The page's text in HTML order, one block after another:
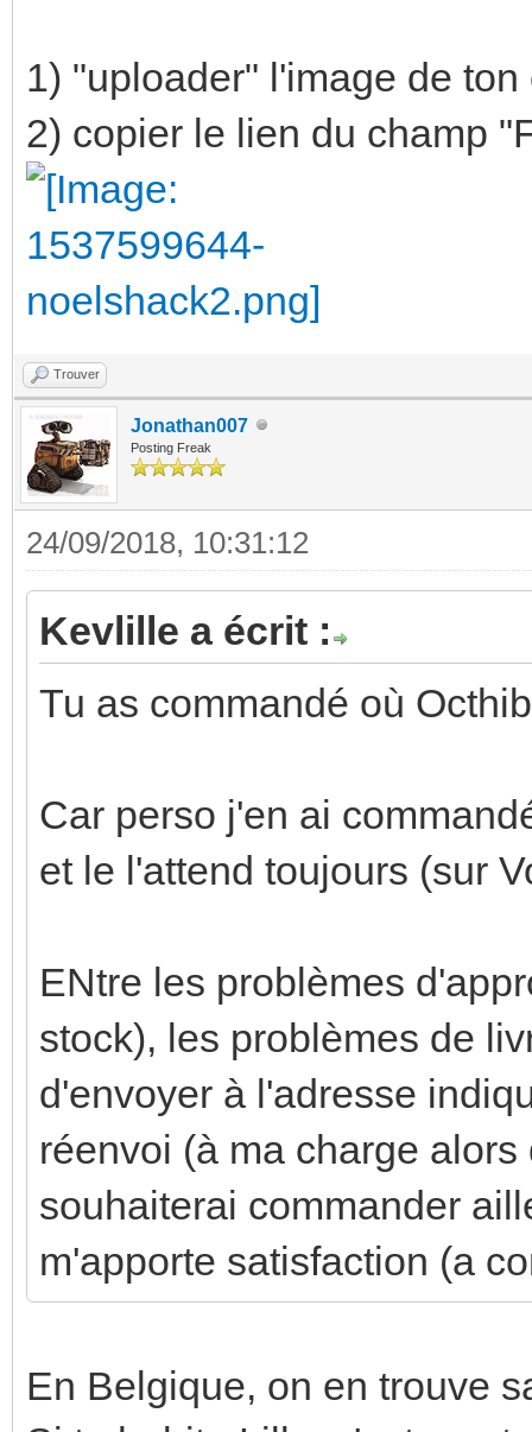
1) "uploader" l'image de
2) copier le lien du champ
Trouver
Jonathan007
Posting Freak
24/09/2018, 10:31:12
Kevlille a écrit :
Tu as commandé où
Car perso j'en ai
et le l'attend toujours (sur
ENtre les problèmes
stock), les problèmes de
d'envoyer à l'adresse
réenvoi (à ma charge
souhaiterai commander
m'apporte satisfaction (a
En Belgique, on en trouve